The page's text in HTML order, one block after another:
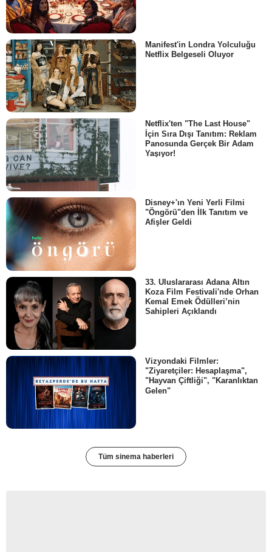
Manifest'in Londra Yolculuğu
Netflix Belgeseli Oluyor
Netflix'ten "The Last House"
İçin Sıra Dışı Tanıtım: Reklam
Panosunda Gerçek Bir Adam
Yaşıyor!
Disney+'ın Yeni Yerli Filmi
"Öngörü"den İlk Tanıtım ve
Afişler Geldi
33. Uluslararası Adana Altın
Koza Film Festivali'nde Orhan
Kemal Emek Ödülleri’nin
Sahipleri Açıklandı
Vizyondaki Filmler:
"Ziyaretçiler: Hesaplaşma",
"Hayvan Çiftliği", "Karanlıktan
Gelen"
Tüm sinema haberleri